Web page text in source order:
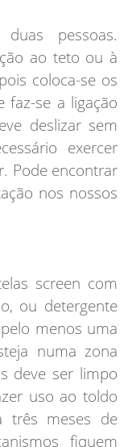
pessoas.
ao teto ou à
coloca-se os
faz-se a ligação
deslizar sem
exercer
Pode encontrar
nos nossos
screen com
ou detergente
menos uma
numa zona
deve ser limpo
uso ao toldo
três meses de
fiquem